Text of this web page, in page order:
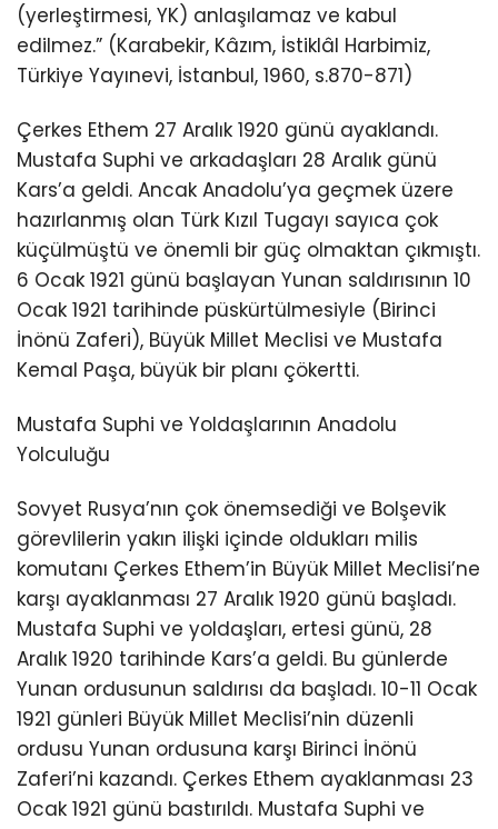
(yerleştirmesi, YK) anlaşılamaz ve kabul
edilmez.” (Karabekir, Kâzım, İstiklâl Harbimiz,
Türkiye Yayınevi, İstanbul, 1960, s.870-871)
Çerkes Ethem 27 Aralık 1920 günü ayaklandı.
Mustafa Suphi ve arkadaşları 28 Aralık günü
Kars’a geldi. Ancak Anadolu’ya geçmek üzere
hazırlanmış olan Türk Kızıl Tugayı sayıca çok
küçülmüştü ve önemli bir güç olmaktan çıkmıştı.
6 Ocak 1921 günü başlayan Yunan saldırısının 10
Ocak 1921 tarihinde püskürtülmesiyle (Birinci
İnönü Zaferi), Büyük Millet Meclisi ve Mustafa
Kemal Paşa, büyük bir planı çökertti.
Mustafa Suphi ve Yoldaşlarının Anadolu
Yolculuğu
Sovyet Rusya’nın çok önemsediği ve Bolşevik
görevlilerin yakın ilişki içinde oldukları milis
komutanı Çerkes Ethem’in Büyük Millet Meclisi’ne
karşı ayaklanması 27 Aralık 1920 günü başladı.
Mustafa Suphi ve yoldaşları, ertesi günü, 28
Aralık 1920 tarihinde Kars’a geldi. Bu günlerde
Yunan ordusunun saldırısı da başladı. 10-11 Ocak
1921 günleri Büyük Millet Meclisi’nin düzenli
ordusu Yunan ordusuna karşı Birinci İnönü
Zaferi’ni kazandı. Çerkes Ethem ayaklanması 23
Ocak 1921 günü bastırıldı. Mustafa Suphi ve